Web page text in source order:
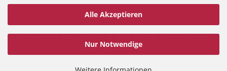
Alle Akzeptieren
Nur Notwendige
Internetshopby Gambio.de © 2025 Gambio ThemesXycons
Cookie Einstellungen